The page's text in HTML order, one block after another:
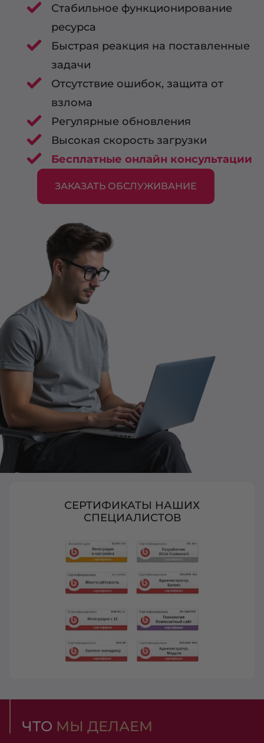
Стабильное функционирование
ресурса
Быстрая реакция на поставленные
задачи
Отсутствие ошибок, защита от
взлома
Регулярные обновления
Высокая скорость загрузки
Бесплатные онлайн консультации
ЗАКАЗАТЬ ОБСЛУЖИВАНИЕ
СЕРТИФИКАТЫ НАШИХ
СПЕЦИАЛИСТОВ
ЧТО МЫ ДЕЛАЕМ